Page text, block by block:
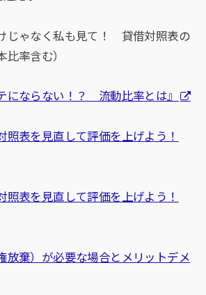
じゃなく私も見て！ 貸借対照表の
比率含む）
にならない！？ 流動比率とは』
照表を見直して評価を上げよう！
照表を見直して評価を上げよう！
放棄）が必要な場合とメリットデメ